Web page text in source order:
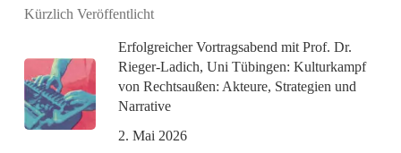
Kürzlich Veröffentlicht
Erfolgreicher Vortragsabend mit Prof. Dr.
Rieger-Ladich, Uni Tübingen: Kulturkampf
von Rechtsaußen: Akteure, Strategien und
Narrative
2. Mai 2026